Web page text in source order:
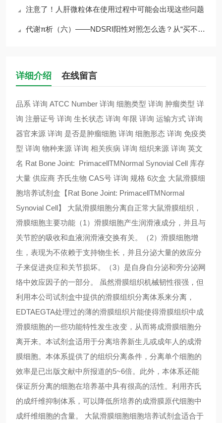
注意了！人肝微粒体在使用过程中可能会出现这些问题
代谢π析（六）——NDSRI阳性对照怎么选？从“买不到”到“选得对”
详细介绍 在线留言
品系 详询 ATCC Number 详询 细胞类型 详询 肿瘤类型 详
询 注册证号 详询 生长状态 详询 年限 详询 运输方式 详询
器官来源 详询 是否是肿瘤细胞 详询 细胞形态 详询 免疫类
型 详询 物种来源 详询 相关疾病 详询 组织来源 详询 英文
名 Rat Bone Joint: PrimacellTMNormal Synovial Cell 库存
大量 供应商 齐氏生物 CAS号 详询 规格 6次盒 大鼠滑膜细
胞培养试剂盒【Rat Bone Joint: PrimacellTMNormal
Synovial Cell】 大鼠滑膜细胞分离自正常大鼠滑膜组织，
滑膜细胞主要功能（1）滑膜细胞产生润滑液成分，并且与
关节腔的吸收和血液润滑液交换有关。（2）滑膜细胞增
生，表现为不依赖于支持物生长，并且分泌大量的效应分
子来促进炎症和关节损坏。（3）是自身自分泌和旁分泌网
络中效应因子的一部分。 虽然滑膜组织机械韧性很强，但
利用本公司试剂盒中提供的滑膜组织分离体系来分离，
EDTAEGTA处理过的薄的滑膜组织片能使得滑膜组织中成
滑膜细胞的一些功能特性发生改变，从而将成滑膜细胞分
离开来。本试剂盒适用于分离培养新生儿或成年人的成滑
膜细胞。本体系提供了的组织分离条件，分离单个细胞的
效率是已出版文献中所报道的5~6倍。此外，本体系还能
保证所分离的细胞在培养基中具有很高的活性。利用齐氏
的成纤维抑制体系，可以降低所培养的成滑膜原代细胞中
成纤维细胞的含量。 大鼠滑膜细胞细胞培养试剂盒适合于